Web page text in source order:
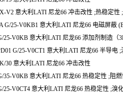
V2 意大利LATI 尼龙66 冲击改性 ;热稳定性
G/25-V0KB1 意大利LATI 尼龙66 电磁屏蔽
25-V0KB 意大利LATI 尼龙66 添加剂制造（
G/25-V0CT1 意大利LATI 尼龙66 半导电
K/30 意大利LATI 尼龙66 冲击改性
35-V0KB 意大利LATI 尼龙66 热稳定性 ;阻燃
25-V0CT4 意大利LATI 尼龙66 热稳定性 ;溴